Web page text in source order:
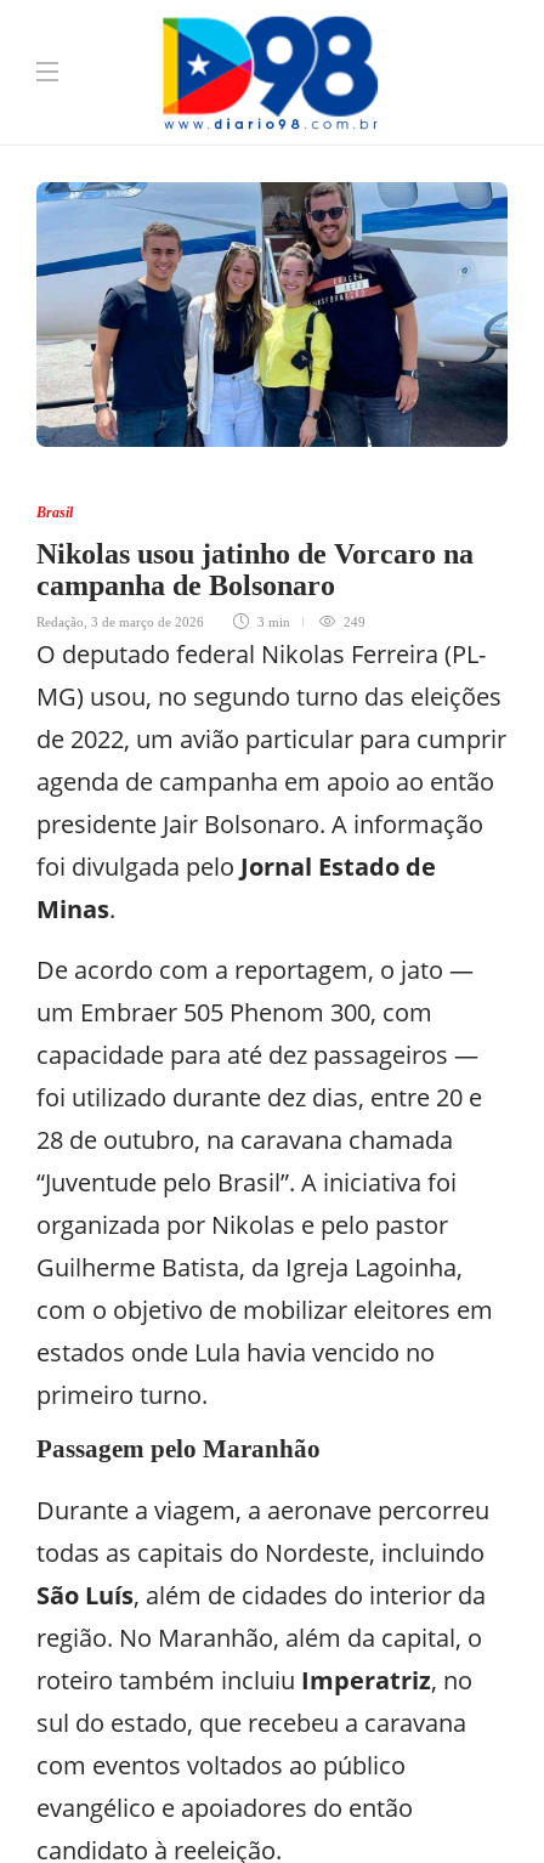
Brasil
Nikolas usou jatinho de Vorcaro na
campanha de Bolsonaro
Redação 3 de março de 2026 3 min 249
O deputado federal Nikolas Ferreira (PL-
MG) usou, no segundo turno das eleições
de 2022, um avião particular para cumprir
agenda de campanha em apoio ao então
presidente Jair Bolsonaro. A informação
foi divulgada pelo Jornal Estado de
Minas.
De acordo com a reportagem, o jato —
um Embraer 505 Phenom 300, com
capacidade para até dez passageiros —
foi utilizado durante dez dias, entre 20 e
28 de outubro, na caravana chamada
“Juventude pelo Brasil”. A iniciativa foi
organizada por Nikolas e pelo pastor
Guilherme Batista, da Igreja Lagoinha,
com o objetivo de mobilizar eleitores em
estados onde Lula havia vencido no
primeiro turno.
Passagem pelo Maranhão
Durante a viagem, a aeronave percorreu
todas as capitais do Nordeste, incluindo
São Luís, além de cidades do interior da
região. No Maranhão, além da capital, o
roteiro também incluiu Imperatriz, no
sul do estado, que recebeu a caravana
com eventos voltados ao público
evangélico e apoiadores do então
candidato à reeleição.